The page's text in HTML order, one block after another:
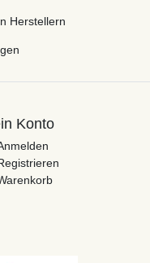
Herstellern
Konto